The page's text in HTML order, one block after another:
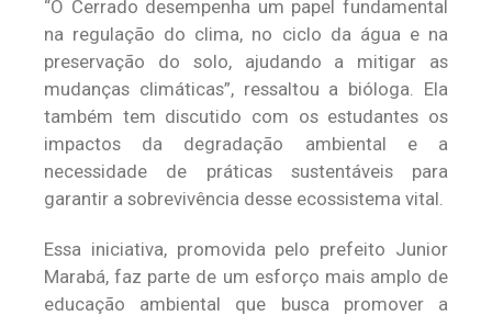
“O Cerrado desempenha um papel fundamental
na regulação do clima, no ciclo da água e na
preservação do solo, ajudando a mitigar as
mudanças climáticas”, ressaltou a bióloga. Ela
também tem discutido com os estudantes os
impactos da degradação ambiental e a
necessidade de práticas sustentáveis para
garantir a sobrevivência desse ecossistema vital.
Essa iniciativa, promovida pelo prefeito Junior
Marabá, faz parte de um esforço mais amplo de
educação ambiental que busca promover a